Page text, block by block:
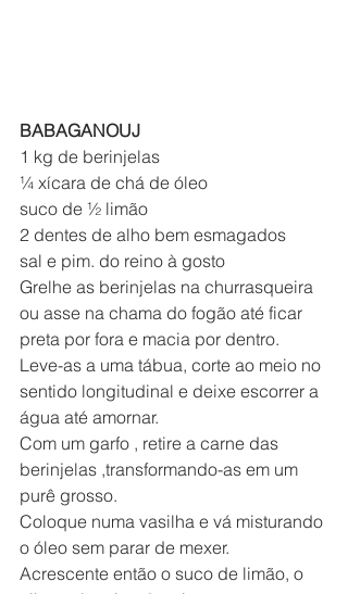
BABAGANOUJ
1 kg de berinjelas
¼ xícara de chá de óleo
suco de ½ limão
2 dentes de alho bem esmagados
sal e pim. do reino à gosto
Grelhe as berinjelas na churrasqueira
ou asse na chama do fogão até ficar
preta por fora e macia por dentro.
Leve-as a uma tábua, corte ao meio no
sentido longitudinal e deixe escorrer a
água até amornar.
Com um garfo , retire a carne das
berinjelas ,transformando-as em um
purê grosso.
Coloque numa vasilha e vá misturando
o óleo sem parar de mexer.
Acrescente então o suco de limão, o